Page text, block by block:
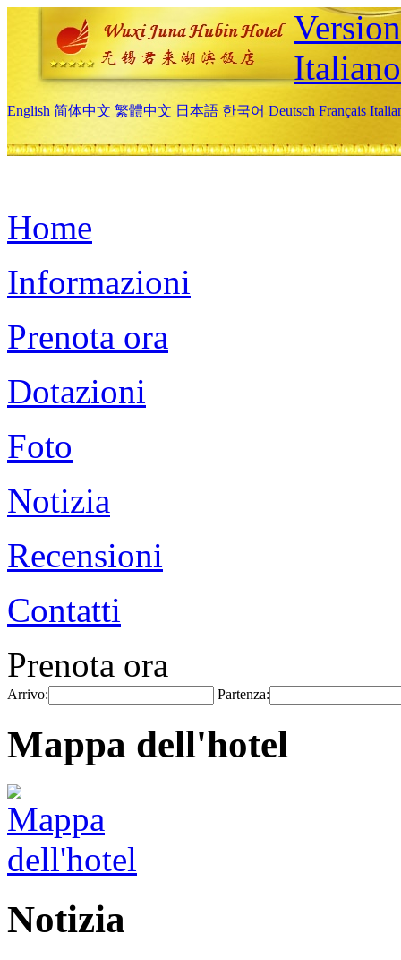
Italiano
English 简体中文 繁體中文 日本語 한국어 Deutsch Français
Home
Informazioni
Prenota ora
Dotazioni
Foto
Notizia
Recensioni
Contatti
Prenota ora
Arrivo: Partenza:
Mappa dell'hotel
Notizia